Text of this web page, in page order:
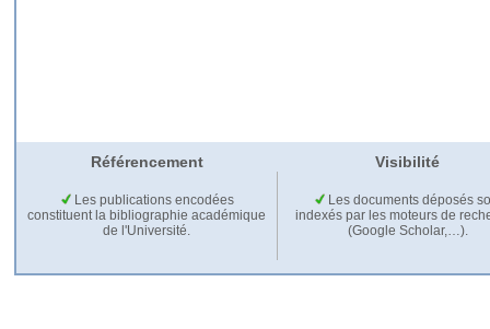
Référencement Visibilité
Les publications encodées
constituent la bibliographie académique
de l'Université.
Les documents déposés
indexés par les moteurs de
(Google Scholar,…).